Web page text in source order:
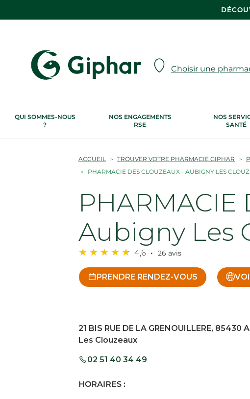
Choisir une
QUI SOMMES-NOUS
?
NOS ENGAGEMENTS
RSE
NOS
SANTÉ
ACCUEIL TROUVER VOTRE PHARMACIE GIPHAR
PHARMACIE DES CLOUZEAUX - AUBIGNY LES
PHARMACIE
Aubigny Les
4,6 26 avis
PRENDRE RENDEZ-VOUS
21 BIS RUE DE LA GRENOUILLERE, 85430
Les Clouzeaux
02 51 40 34 49
HORAIRES :